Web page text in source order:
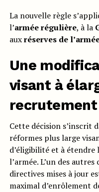
La nouvelle règle
l’armée régulière, à la
auxréserves de
Une
visant à
recrutement
Cette décision s’inscrit
réformes plus large
d’éligibilité et à
l’armée. L’un des
directives mises à jour
maximal d’enrôlement